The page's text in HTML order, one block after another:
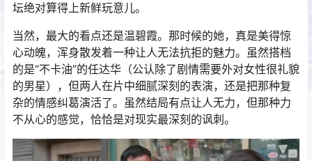
坛绝对算得上新鲜玩意儿。
当然，最大的看点还是温碧霞。那时候的她，真是美得惊
心动魄，浑身散发着一种让人无法抗拒的魅力。虽然搭档
的是“不卡油”的任达华（公认除了剧情需要外对女性很礼貌
的男星），但两人在片中细腻深刻的表演，还是把那种复
杂的情感纠葛演活了。虽然结局有点让人无力，但那种力
不从心的感觉，恰恰是对现实最深刻的讽刺。